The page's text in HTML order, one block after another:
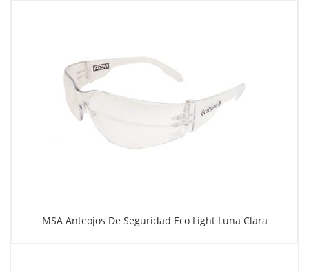
MSA Anteojos De Seguridad Eco Light Luna Clara